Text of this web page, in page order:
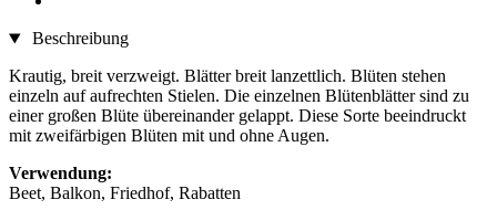
Beschreibung
Krautig, breit verzweigt. Blätter breit lanzettlich. Blüten stehen
einzeln auf aufrechten Stielen. Die einzelnen Blütenblätter sind zu
einer großen Blüte übereinander gelappt. Diese Sorte beeindruckt
mit zweifärbigen Blüten mit und ohne Augen.
Verwendung:
Beet, Balkon, Friedhof, Rabatten